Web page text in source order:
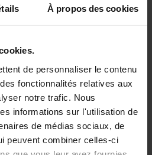
À propos des cookies
de personnaliser le contenu
fonctionnalités relatives aux
notre trafic. Nous
informations sur l'utilisation de
de médias sociaux, de
peuvent combiner celles-ci
NOUVEAU